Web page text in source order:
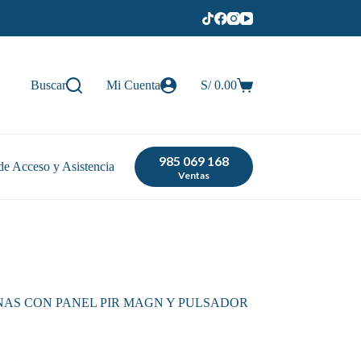
Buscar Mi Cuenta
Carro
S/0.00
Acceso y Asistencia Tienda985 069 168
Ventas
CON PANEL PIR MAGN Y PULSADOR